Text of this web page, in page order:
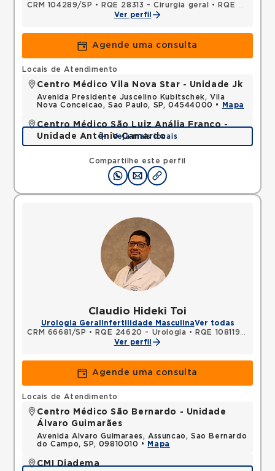
CRM 104289/SP • RQE 28313 - Cirurgia geral •
RQE 28314 - Urologia
Ver perfil
Agende uma consulta
Compartilhe este perfil
Locais de Atendimento
Centro Médico Vila Nova Star - Unidade Jk
Avenida Presidente Juscelino Kubitschek, Vila
Nova Conceicao, Sao Paulo, SP, 04544000 •
Mapa
Centro Médico São Luiz Anália Franco -
Unidade Antônio Camardo
Rua Antonio Camardo, Tatuape, Sao Paulo, SP,
Mapa
Veja mais locais
Claudio Hideki Toi
Urologia Geral Infertilidade MasculinaVer todas
CRM 66681/SP • RQE 24620 - Urologia •
RQE 108119 - Cirurgia geral
Ver perfil
Agende uma consulta
Locais de Atendimento
Centro Médico São Bernardo - Unidade
Álvaro Guimarães
Avenida Alvaro Guimaraes, Assuncao, Sao Bernardo
do Campo, SP, 09810010 •
Mapa
CMI Diadema